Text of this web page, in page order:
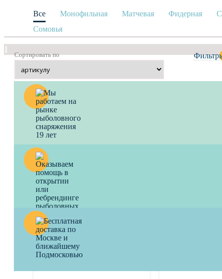
Все Монофильная Матчевая Фидерная
Сомовья
Сортировать по
Плетеный шнур ALLVEGA
BULLIT BRAID 135M тёмно-
зелёный
Плетёный шнур, оптимальное
соотношение "цена-качество".
1110a